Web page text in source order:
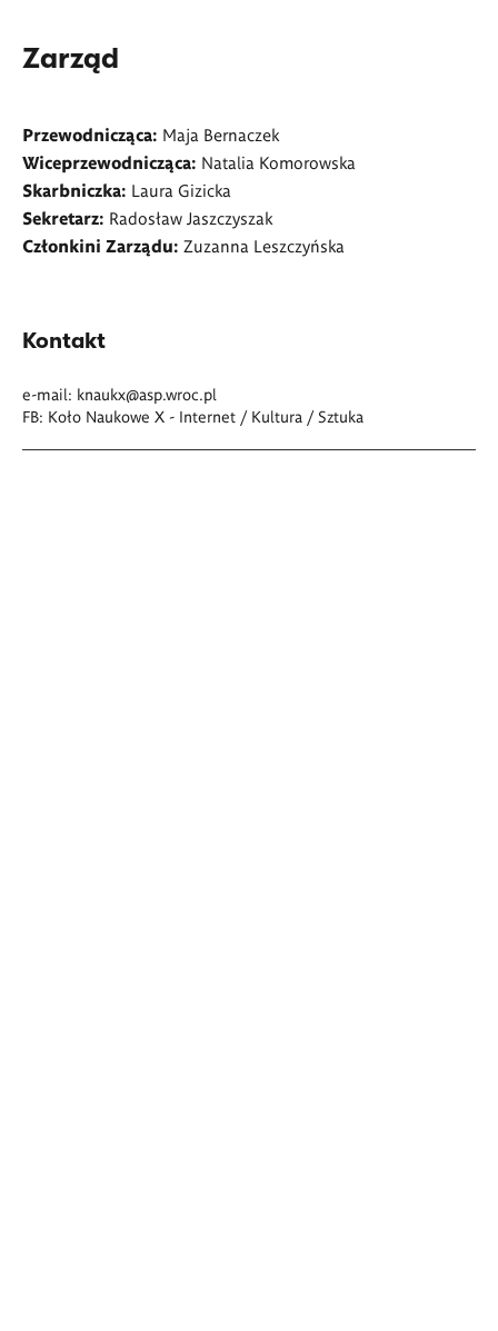
Zarząd
Przewodnicząca: Maja Bernaczek
Wiceprzewodnicząca: Natalia Komorowska
Skarbniczka: Laura Gizicka
Sekretarz: Radosław Jaszczyszak
Członkini Zarządu: Zuzanna Leszczyńska
Kontakt
e-mail: knaukx@asp.wroc.pl
FB: Koło Naukowe X - Internet / Kultura / Sztuka